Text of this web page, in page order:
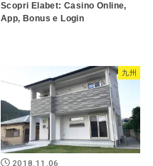
Scopri Elabet: Casino Online,
App, Bonus e Login
九州
2018.11.06